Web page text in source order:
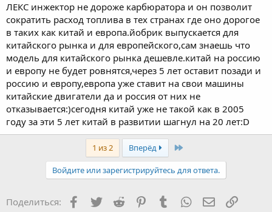
ЛЕКС инжектор не дороже карбюратора и он позволит
сократить расход топлива в тех странах где оно дорогое
в таких как китай и европа.йобрик выпускается для
китайского рынка и для европейского,сам знаешь что
модель для китайского рынка дешевле.китай на россию
и европу не будет ровнятся,через 5 лет оставит позади и
россию и европу,европа уже ставит на свои машины
китайские двигатели да и россия от них не
отказывается:)сегодня китай уже не такой как в 2005
году за эти 5 лет китай в развитии шагнул на 20 лет:D
1 из 2 Вперёд Last
Войдите или зарегистрируйтесь для ответа.
Поделиться: Facebook
TwitterReddit PinterestTumblr WhatsApp Ссылка